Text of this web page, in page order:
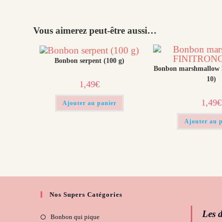
Vous aimerez peut-être aussi…
Bonbon serpent (100 g)
1,49€
Ajouter au panier
Bonbon
10)
1,49€
Ajouter au
Nos Supers Catégories
Bonbon qui pique Les